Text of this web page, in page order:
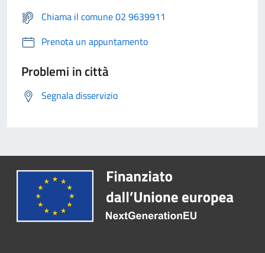
Chiama il comune 02 9639911
Prenota un appuntamento
Problemi in città
Segnala disservizio